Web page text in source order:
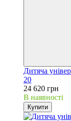
Дитяча
20
24 620 грн
В наявності
Купити